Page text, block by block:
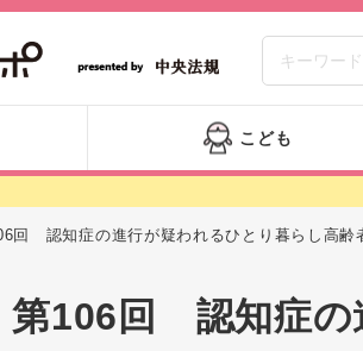
こども
認知症の進行が疑われるひとり暮らし高齢
106回 認知症の